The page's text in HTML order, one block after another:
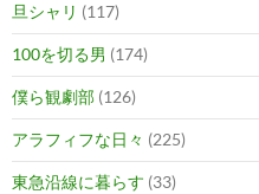
旦シャリ (117)
100を切る男 (174)
僕ら観劇部 (126)
アラフィフな日々 (225)
東急沿線に暮らす (33)